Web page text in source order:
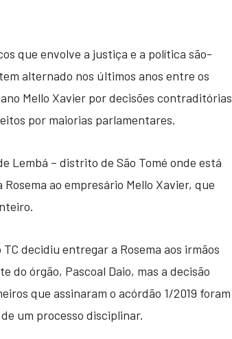
que envolve a justiça e a política são-
alternado nos últimos anos entre os
Mello Xavier por decisões contraditórias
por maiorias parlamentares.
Lembá – distrito de São Tomé onde está
ao empresário Mello Xavier, que
decidiu entregar a Rosema aos irmãos
do órgão, Pascoal Daio, mas a decisão
que assinaram o acórdão 1/2019 foram
um processo disciplinar.